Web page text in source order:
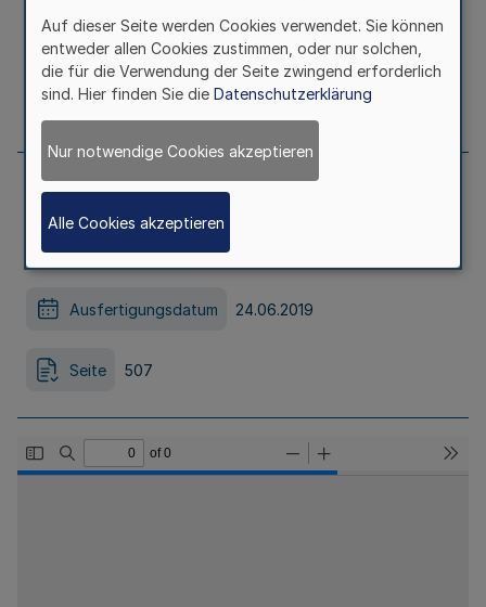
Ausfertigungsdatum 26.07.2019
Seite 495
Satzung der NRW.BANK Vom 24. Juni
2019
Ausfertigungsdatum 24.06.2019
Seite 507
Auf dieser Seite werden Cookies verwendet. Sie können
entweder allen Cookies zustimmen, oder nur solchen,
die für die Verwendung der Seite zwingend erforderlich
sind. Hier finden Sie die Datenschutzerklärung
Nur notwendige Cookies akzeptieren
Alle Cookies akzeptieren